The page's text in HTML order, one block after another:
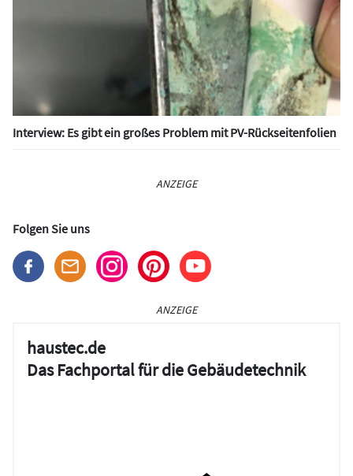
Interview: Es gibt ein großes Problem mit PV-Rückseitenfolien
ANZEIGE
Folgen Sie uns
ANZEIGE
haustec.de
Das Fachportal für die Gebäudetechnik